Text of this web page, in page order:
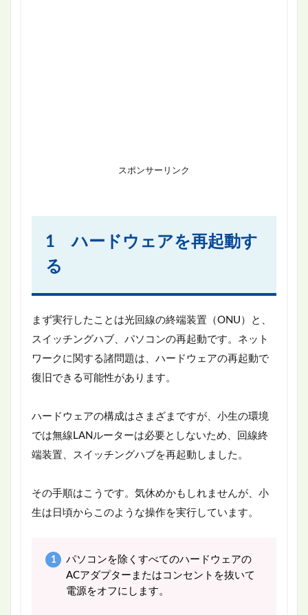
スポンサーリンク
1 ハードウェアを再起動す
る
まず実行したことは光回線の終端装置（ONU）と、
スイッチングハブ、パソコンの再起動です。ネット
ワークに関する諸問題は、ハードウェアの再起動で
復旧できる可能性があります。
ハードウェアの構成はさまざまですが、小生の環境
では無線LANルーターは必要としないため、回線終
端装置、スイッチングハブを再起動しました。
その手順はこうです。気休めかもしれませんが、小
生は日頃からこのような操作を実行しています。
パソコンを除くすべてのハードウェアの
ACアダプターまたはコンセントを抜いて
電源をオフにします。